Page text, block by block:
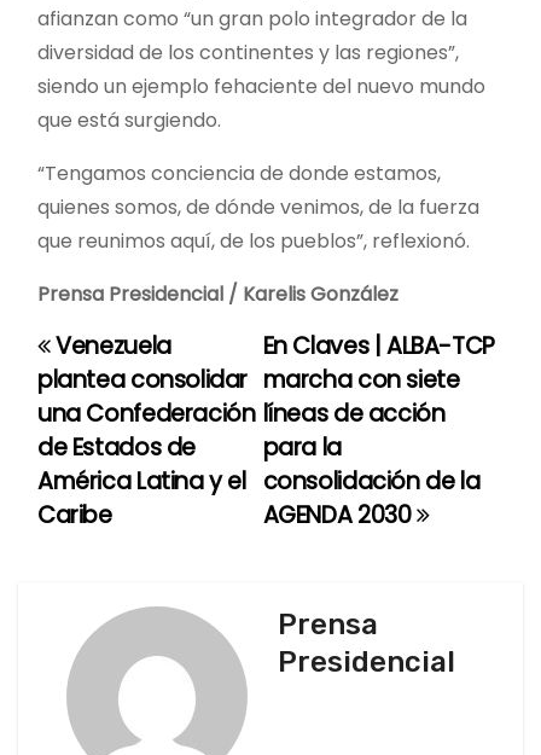
afianzan como “un gran polo integrador de la
diversidad de los continentes y las regiones”,
siendo un ejemplo fehaciente del nuevo mundo
que está surgiendo.
“Tengamos conciencia de donde estamos,
quienes somos, de dónde venimos, de la fuerza
que reunimos aquí, de los pueblos”, reflexionó.
Prensa Presidencial / Karelis González
N
a
v
e
En Claves | ALBA-TCP
marcha con siete
líneas de acción
para la
consolidación de la
AGENDA 2030
Venezuela
plantea consolidar
una Confederación
de Estados de
América Latina y el
Caribe
Prensa
Presidencial